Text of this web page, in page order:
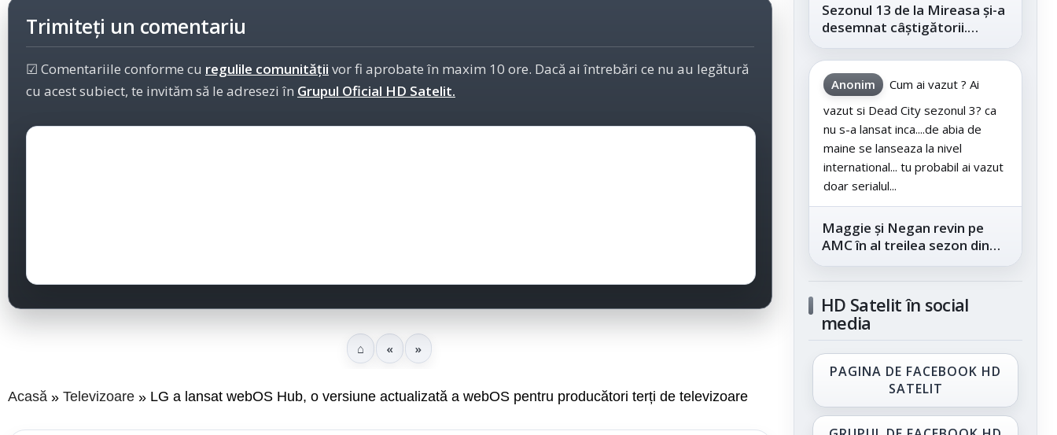
Trimiteți un comentariu
☑ Comentariile conforme cu regulile comunității vor fi aprobate în maxim 10 ore. Dacă ai întrebări ce nu au legătură
cu acest subiect, te invităm să le adresezi în Grupul Oficial HD Satelit.
⌂ « »
Acasă Televizoare LG a lansat webOS Hub, o versiune actualizată a webOS pentru producători terți de televizoare
Sezonul 13 de la Mireasa și-a
desemnat câștigătorii.
Telespectatorii au decis care
este...
Anonim
Cum ai vazut ? Ai
vazut si Dead City sezonul 3? ca
nu s-a lansat inca....de abia de
maine se lanseaza la nivel
international... tu probabil ai vazut
doar serialul...
Maggie și Negan revin pe
AMC în al treilea sezon din
„The Walking Dead: Dead
HD Satelit în social
media
PAGINA DE FACEBOOK HD
SATELIT